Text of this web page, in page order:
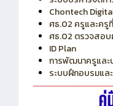
Chontech
ศธ.02 ครูและครู
ศธ.02 ตรวจสอบ
ID Plan
การพัฒนาครูและ
ระบบฝึกอบรมแล